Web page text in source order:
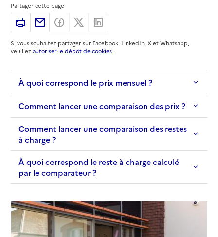
Partager cette page
ImprimerPartager par email
Partager sur Facebook
Partager sur X
Si vous souhaitez partager sur Facebook, LinkedIn, X et Whatsapp,
veuillezautoriser le dépôt de cookies .
À quoi correspond le prix mensuel ?
Comment lancer une comparaison des prix ?
Comment lancer une comparaison des restes
à charge ?
À quoi correspond le reste à charge calculé
par le comparateur ?